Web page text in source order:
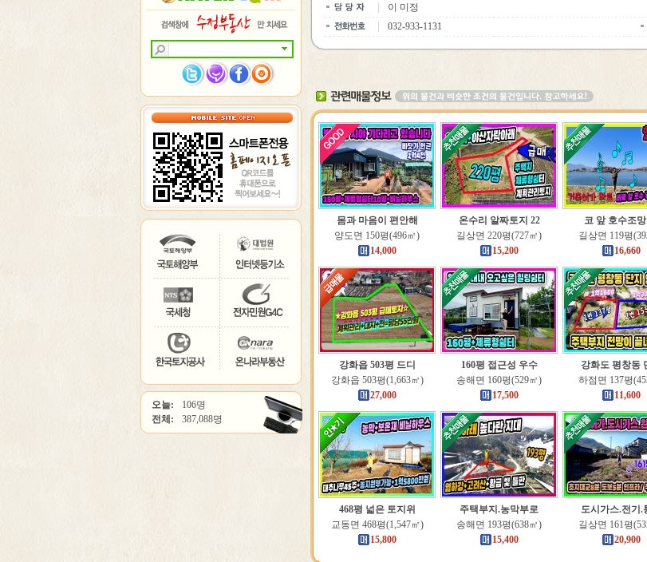
오늘:
106명
전체:
387,088명
이 미정
032-933-1131
몸과 마음이 편안해
양도면 150평(496㎡)
14,000
온수리 알짜토지 22
길상면 220평(727㎡)
15,200
코 앞 호수조
길상면 119평
16,660
강화읍 503평 드디
강화읍 503평(1,663㎡)
27,000
160평 접근성 우수
송해면 160평(529㎡)
17,500
강화도 평창동
하점면 137평
11,600
468평 넓은 토지위
교동면 468평(1,547㎡)
15,800
주택부지.농막부로
송해면 193평(638㎡)
15,400
도시가스.전기.
길상면 161평
20,900